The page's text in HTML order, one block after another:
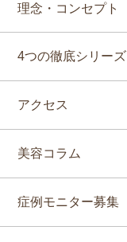
理念・コンセプト
4つの徹底シリーズ
アクセス
美容コラム
症例モニター募集